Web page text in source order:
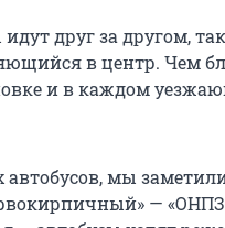
друг за другом,
в центр. Чем
и в каждом
автобусов, мы
—